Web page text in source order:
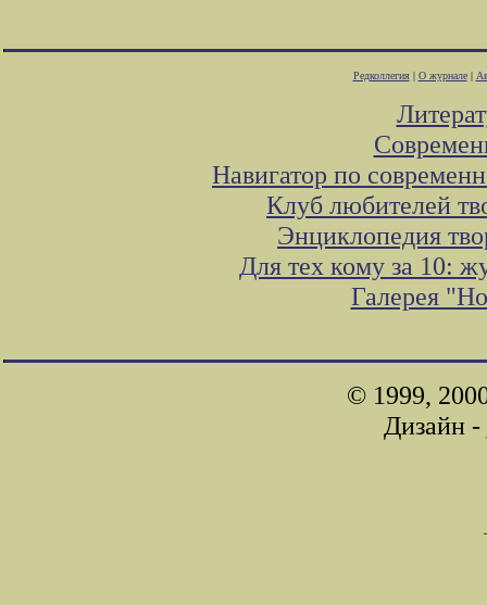
Редколлегия| О журнале|
Навигатор по
Клуб любителей
Энциклопедия
Для тех кому за 10:
Галерея
© 1999,
Дизайн -